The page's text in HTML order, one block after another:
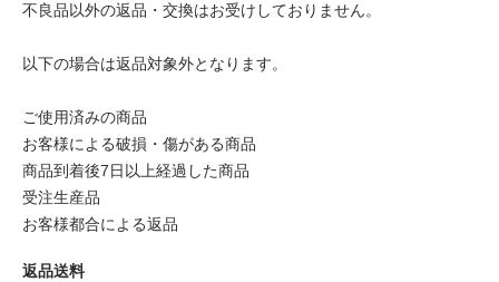
不良品以外の返品・交換はお受けしておりません。
以下の場合は返品対象外となります。
ご使用済みの商品
お客様による破損・傷がある商品
商品到着後7日以上経過した商品
受注生産品
お客様都合による返品
返品送料